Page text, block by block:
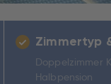
Zimmertyp
Doppelzimmer
Halbpension